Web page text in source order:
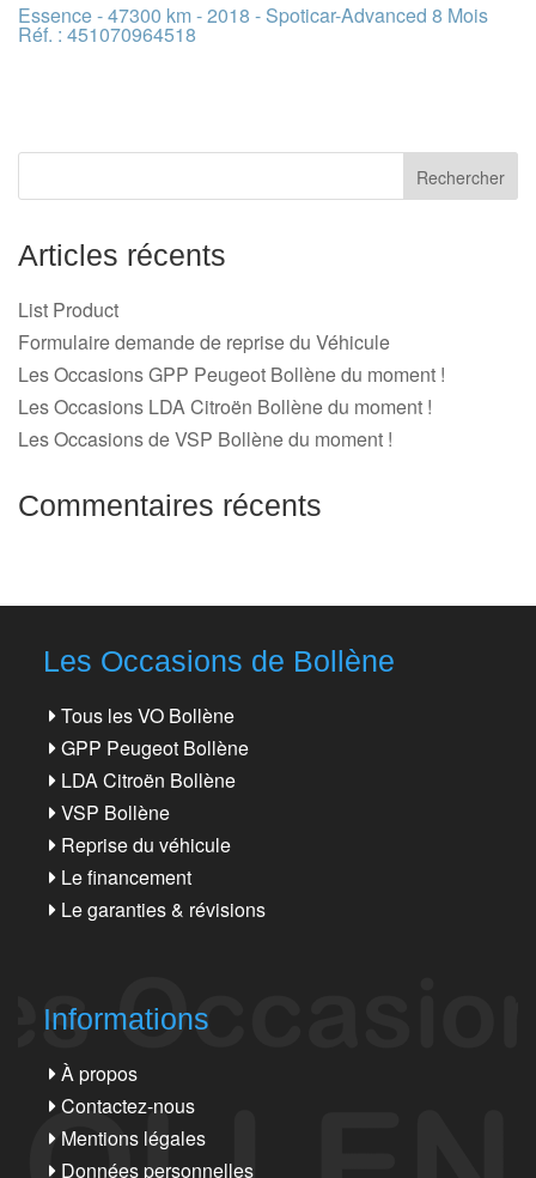
Essence - 47300 km - 2018 - Spoticar-Advanced 8 Mois
Réf. : 451070964518
Articles récents
List Product
Formulaire demande de reprise du Véhicule
Les Occasions GPP Peugeot Bollène du moment !
Les Occasions LDA Citroën Bollène du moment !
Les Occasions de VSP Bollène du moment !
Commentaires récents
Les Occasions de Bollène
Tous les VO Bollène
GPP Peugeot Bollène
LDA Citroën Bollène
VSP Bollène
Reprise du véhicule
Le financement
Le garanties & révisions
Informations
À propos
Contactez-nous
Mentions légales
Données personnelles